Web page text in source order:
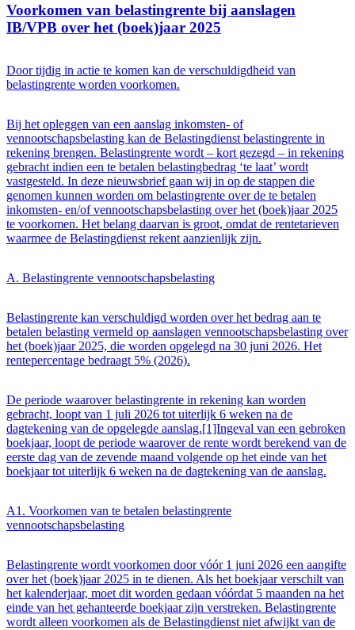
Voorkomen van belastingrente bij aanslagen
IB/VPB over het (boek)jaar 2025
Door tijdig in actie te komen kan de verschuldigdheid van
belastingrente worden voorkomen.
Bij het opleggen van een aanslag inkomsten- of
vennootschapsbelasting kan de Belastingdienst belastingrente in
rekening brengen. Belastingrente wordt – kort gezegd – in rekening
gebracht indien een te betalen belastingbedrag ‘te laat’ wordt
vastgesteld. In deze nieuwsbrief gaan wij in op de stappen die
genomen kunnen worden om belastingrente over de te betalen
inkomsten- en/of vennootschapsbelasting over het (boek)jaar 2025
te voorkomen. Het belang daarvan is groot, omdat de rentetarieven
waarmee de Belastingdienst rekent aanzienlijk zijn.
A. Belastingrente vennootschapsbelasting
Belastingrente kan verschuldigd worden over het bedrag aan te
betalen belasting vermeld op aanslagen vennootschapsbelasting over
het (boek)jaar 2025, die worden opgelegd na 30 juni 2026. Het
rentepercentage bedraagt 5% (2026).
De periode waarover belastingrente in rekening kan worden
gebracht, loopt van 1 juli 2026 tot uiterlijk 6 weken na de
dagtekening van de opgelegde aanslag.[1]Ingeval van een gebroken
boekjaar, loopt de periode waarover de rente wordt berekend van de
eerste dag van de zevende maand volgende op het einde van het
boekjaar tot uiterlijk 6 weken na de dagtekening van de aanslag.
A1. Voorkomen van te betalen belastingrente
vennootschapsbelasting
Belastingrente wordt voorkomen door vóór 1 juni 2026 een aangifte
over het (boek)jaar 2025 in te dienen. Als het boekjaar verschilt van
het kalenderjaar, moet dit worden gedaan vóórdat 5 maanden na het
einde van het gehanteerde boekjaar zijn verstreken. Belastingrente
wordt alleen voorkomen als de Belastingdienst niet afwijkt van de